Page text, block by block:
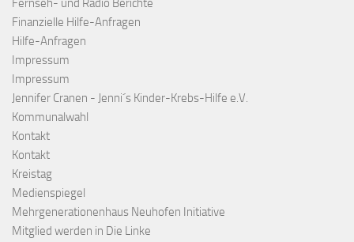
Fernseh- und Radio Berichte
Finanzielle Hilfe-Anfragen
Hilfe-Anfragen
Impressum
Impressum
Jennifer Cranen - Jenni´s Kinder-Krebs-Hilfe e.V.
Kommunalwahl
Kontakt
Kontakt
Kreistag
Medienspiegel
Mehrgenerationenhaus Neuhofen Initiative
Mitglied werden in Die Linke